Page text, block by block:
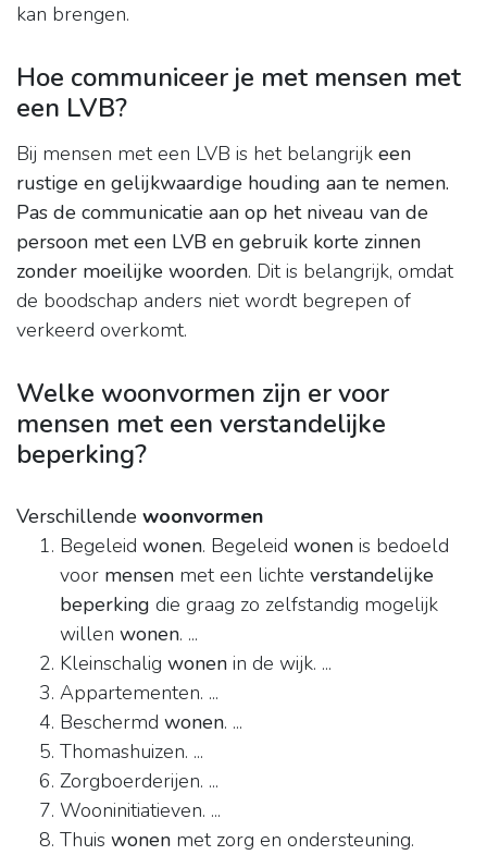
kan brengen.
Hoe communiceer je met mensen met
een LVB?
Bij mensen met een LVB is het belangrijk een
rustige en gelijkwaardige houding aan te nemen.
Pas de communicatie aan op het niveau van de
persoon met een LVB en gebruik korte zinnen
zonder moeilijke woorden. Dit is belangrijk, omdat
de boodschap anders niet wordt begrepen of
verkeerd overkomt.
Welke woonvormen zijn er voor
mensen met een verstandelijke
beperking?
Verschillende woonvormen
Begeleid wonen. Begeleid wonen is bedoeld
voor mensen met een lichte verstandelijke
beperking die graag zo zelfstandig mogelijk
willen wonen. ...
Kleinschalig wonen in de wijk. ...
Appartementen. ...
Beschermd wonen. ...
Thomashuizen. ...
Zorgboerderijen. ...
Wooninitiatieven. ...
Thuis wonen met zorg en ondersteuning.